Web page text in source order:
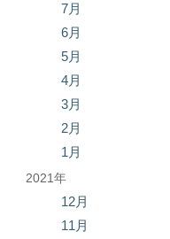
7月
6月
5月
4月
3月
2月
1月
2021年
12月
11月